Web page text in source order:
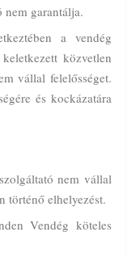
nem garantálja.
a vendég
közvetlen
vállal felelősséget.
és kockázatára
nem vállal
történő elhelyezést.
Vendég köteles